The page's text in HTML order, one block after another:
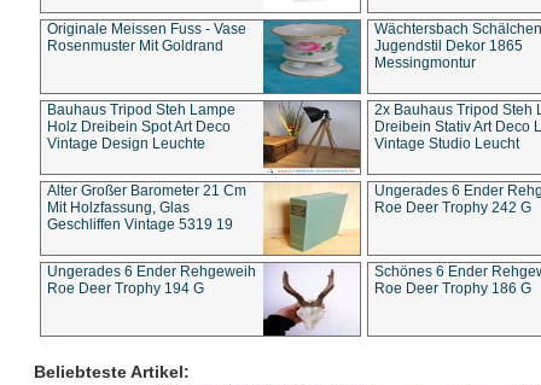
Originale Meissen Fuss - Vase
Rosenmuster Mit Goldrand
Wächtersbach Schälchen
Jugendstil Dekor 1865
Messingmontur
Bauhaus Tripod Steh Lampe
Holz Dreibein Spot Art Deco
Vintage Design Leuchte
2x Bauhaus Tripod Steh
Dreibein Stativ Art Deco
Vintage Studio Leucht
Alter Großer Barometer 21 Cm
Mit Holzfassung, Glas
Geschliffen Vintage 5319 19
Ungerades 6 Ender
Roe Deer Trophy 242 G
Ungerades 6 Ender Rehgeweih
Roe Deer Trophy 194 G
Schönes 6 Ender
Roe Deer Trophy 186 G
Beliebteste Artikel: